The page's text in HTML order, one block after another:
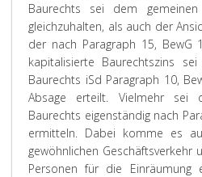
Baurechts sei dem
gleichzuhalten, als auch der
der nach Paragraph 15, BewG
kapitalisierte Baurechtszins
Baurechts iSd Paragraph 10,
Absage erteilt. Vielmehr sei
Baurechts eigenständig nach
ermitteln. Dabei komme es
gewöhnlichen Geschäftsverkehr
Personen für die Einräumung